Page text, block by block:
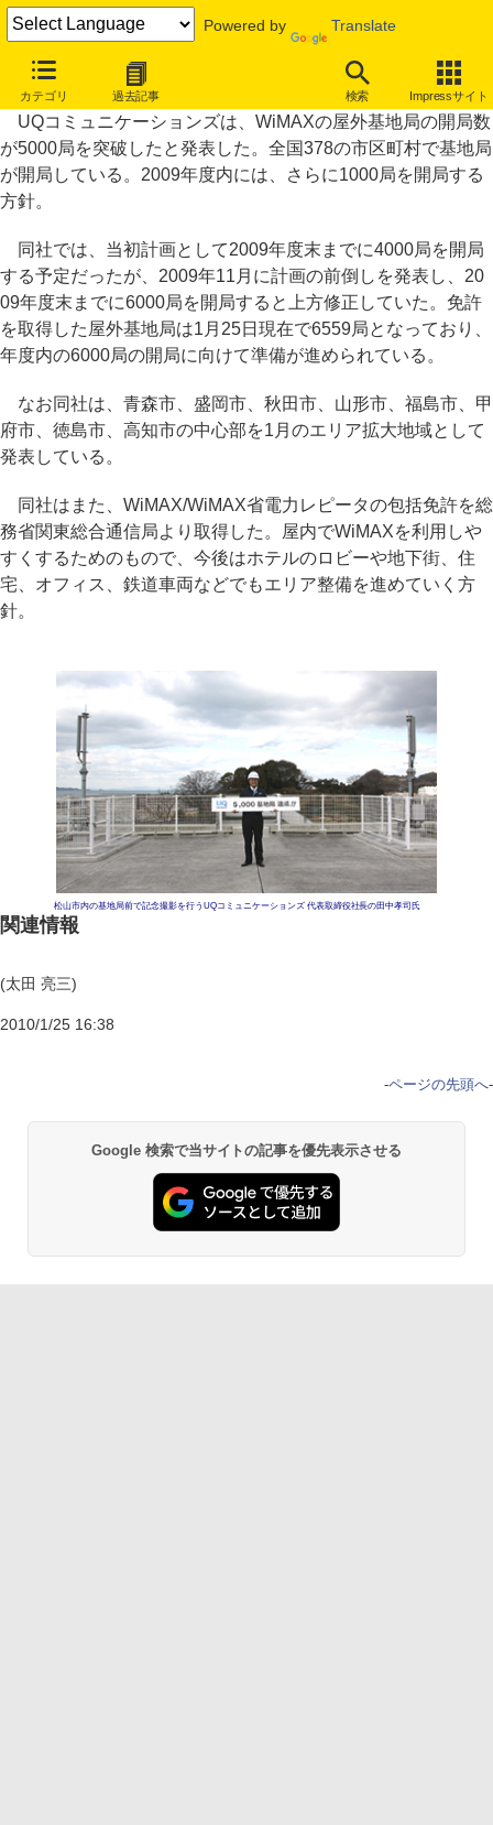
Powered by Translate
カテゴリ 過去記事 検索 Impressサイト
UQ、計画前倒しで基地局5000局を開設
UQコミュニケーションズは、WiMAXの屋外基地局の開局数
が5000局を突破したと発表した。全国378の市区町村で基地局
が開局している。2009年度内には、さらに1000局を開局する
方針。
同社では、当初計画として2009年度末までに4000局を開局
する予定だったが、2009年11月に計画の前倒しを発表し、20
09年度末までに6000局を開局すると上方修正していた。免許
を取得した屋外基地局は1月25日現在で6559局となっており、
年度内の6000局の開局に向けて準備が進められている。
なお同社は、青森市、盛岡市、秋田市、山形市、福島市、甲
府市、徳島市、高知市の中心部を1月のエリア拡大地域として
発表している。
同社はまた、WiMAX/WiMAX省電力レピータの包括免許を総
務省関東総合通信局より取得した。屋内でWiMAXを利用しや
すくするためのもので、今後はホテルのロビーや地下街、住
宅、オフィス、鉄道車両などでもエリア整備を進めていく方
針。
松山市内の基地局前で記念撮影を行うUQコミュニケーションズ 代表取締役社長の田中孝司氏
関連情報
(太田 亮三)
2010/1/25 16:38
-ページの先頭へ-
Google 検索で当サイトの記事を優先表示させる